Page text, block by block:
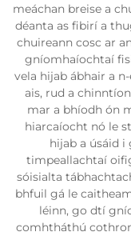
meáchan breise a
déanta as fibirí a
chuireann cosc ar
gníomhaíochtaí
vela hijab ábhair a
ais, rud a
mar a bhíodh ón
hiarcaíocht nó le
hijab a úsáid i
timpeallachtaí
sóisialta
bhfuil gá le
léinn, go dtí
comhtháthú